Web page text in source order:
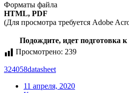
Форматы файла
HTML, PDF
(Для просмотра требуется Adobe
Подождите, идет подготовка
Просмотрено: 239
324058datasheet
11 апреля, 2020